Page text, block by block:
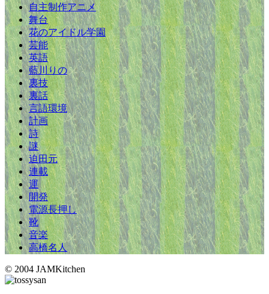
自主制作アニメ
舞台
花のアイドル学園
芸能
英語
藍川りの
裏技
裏話
言語環境
計画
詩
謎
迫田元
連載
運
開発
電源長押し
靴
音楽
高橋名人
© 2004 JAMKitchen